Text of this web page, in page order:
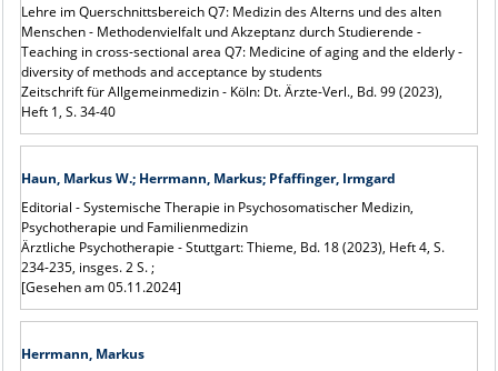
Lehre im Querschnittsbereich Q7: Medizin des Alterns und des alten
Menschen - Methodenvielfalt und Akzeptanz durch Studierende -
Teaching in cross-sectional area Q7: Medicine of aging and the elderly -
diversity of methods and acceptance by students
Zeitschrift für Allgemeinmedizin - Köln: Dt. Ärzte-Verl., Bd. 99 (2023),
Heft 1, S. 34-40
Haun, Markus W.; Herrmann, Markus; Pfaffinger, Irmgard
Editorial - Systemische Therapie in Psychosomatischer Medizin,
Psychotherapie und Familienmedizin
Ärztliche Psychotherapie - Stuttgart: Thieme, Bd. 18 (2023), Heft 4, S.
234-235, insges. 2 S. ;
[Gesehen am 05.11.2024]
Herrmann, Markus